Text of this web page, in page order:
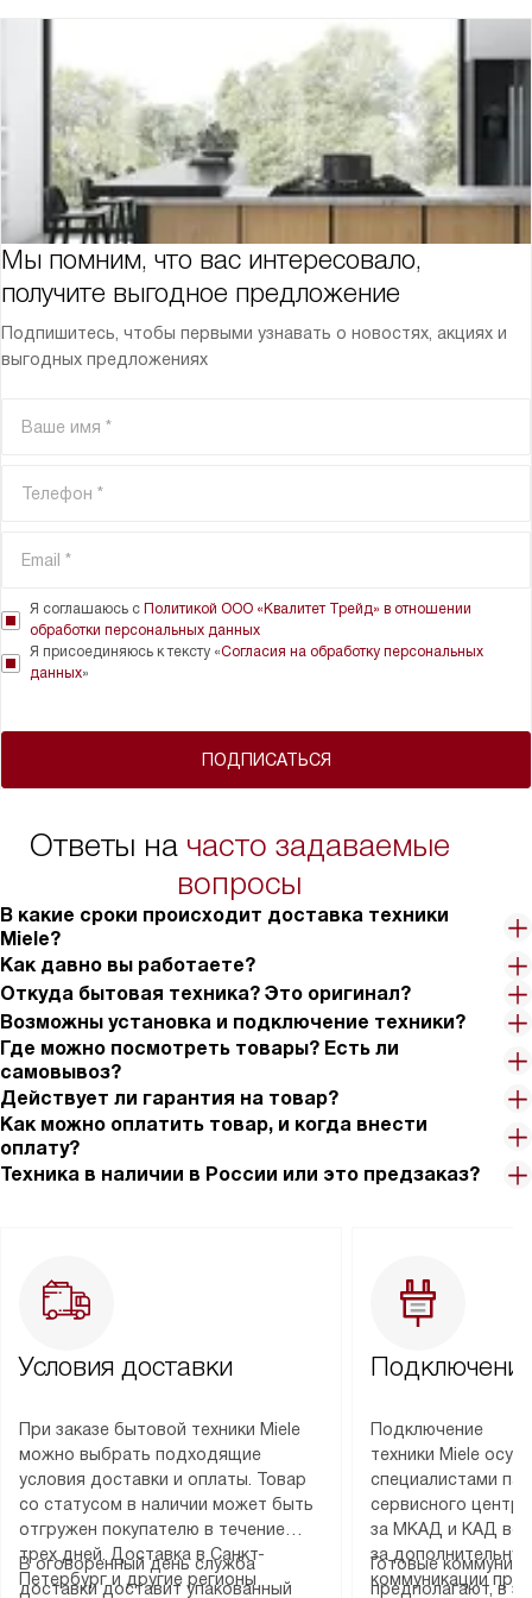
Мы помним, что вас интересовало,
получите выгодное предложение
Подпишитесь, чтобы первыми узнавать о новостях, акциях и
выгодных предложениях
ПОДПИСАТЬСЯ
Я соглашаюсь с Политикой ООО «Квалитет Трейд» в отношении
обработки персональных данных
Я присоединяюсь к тексту «Согласия на обработку персональных
данных»
Ответы на часто задаваемые
вопросы
В какие сроки происходит доставка техники
Miele?
Как давно вы работаете?
Откуда бытовая техника? Это оригинал?
Возможны установка и подключение техники?
Где можно посмотреть товары? Есть ли
самовывоз?
Действует ли гарантия на товар?
Как можно оплатить товар, и когда внести
оплату?
Техника в наличии в России или это предзаказ?
Условия доставки
При заказе бытовой техники Miele
можно выбрать подходящие
условия доставки и оплаты. Товар
со статусом в наличии может быть
отгружен покупателю в течение
трех дней. Доставка в Санкт-
Петербург и другие регионы
В оговоренный день служба
доставки доставит упакованный
Подключение
техники Miele
специалистами
сервисного
за МКАД и КАД
за
коммуникации
Готовые
предполагают, в